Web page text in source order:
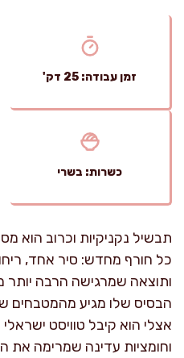
זמן עבודה: 25 דק'
כשרות: בשרי
תבשיל נקניקיות וכרוב הוא
כל חורף מחדש: סיר אחד,
ותוצאה שמרגישה הרבה
הבסיס שלו מגיע מהמטבחים
אצלי הוא קיבל טוויסט
וחומציות עדינה שמרימה את